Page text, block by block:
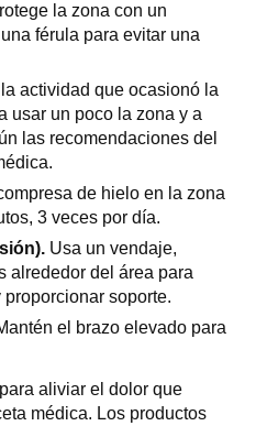
la zona con un
férula para evitar una
actividad que ocasionó la
usar un poco la zona y a
las recomendaciones del
de hielo en la zona
3 veces por día.
Usa un vendaje,
alrededor del área para
soporte.
el brazo elevado para
aliviar el dolor que
médica. Los productos